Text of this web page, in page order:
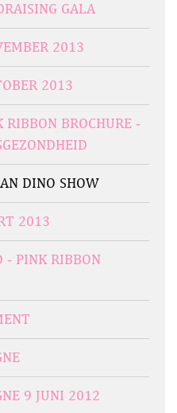
GALA
2013
2013
RIBBON BROCHURE -
DINO SHOW
2013
- PINK RIBBON
9 JUNI 2012